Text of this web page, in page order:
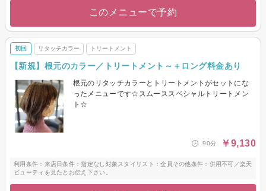
このメニューで予約
初回 リタッチカラー トリートメント
【新規】根元のカラー／トリートメント～＋ロング料金あり
根元のリタッチカラーとトリートメントがセットにな
ったメニューです☆スムーススペシャルトリートメン
ト☆
90分 ￥9,130
利用条件：来店日条件：指定なし対象スタイリスト：全員その他条件：併用不可／楽天
ビューティを見たとお伝え下さい。